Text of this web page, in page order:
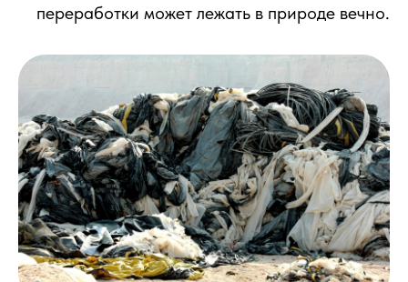
переработки может лежать в природе вечно.